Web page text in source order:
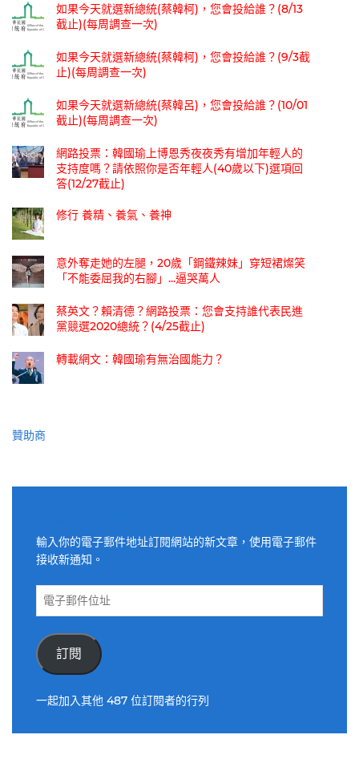
如果今天就選新總統(蔡韓柯)，您會投給誰？(8/13
截止)(每周調查一次)
如果今天就選新總統(蔡韓柯)，您會投給誰？(9/3截
止)(每周調查一次)
如果今天就選新總統(蔡韓呂)，您會投給誰？(10/01
截止)(每周調查一次)
網路投票：韓國瑜上博恩秀夜夜秀有增加年輕人的
支持度嗎？請依照你是否年輕人(40歲以下)選項回
答(12/27截止)
修行 養精、養氣、養神
意外奪走她的左腿，20歲「鋼鐵辣妹」穿短裙燦笑
「不能委屈我的右腳」...逼哭萬人
蔡英文？賴清德？網路投票：您會支持誰代表民進
黨競選2020總統？(4/25截止)
轉載網文：韓國瑜有無治國能力？
贊助商
輸入你的電子郵件地址訂閱網站的新文章，使用電子郵件
接收新通知。
電
件
位
訂閱
一起加入其他 487 位訂閱者的行列